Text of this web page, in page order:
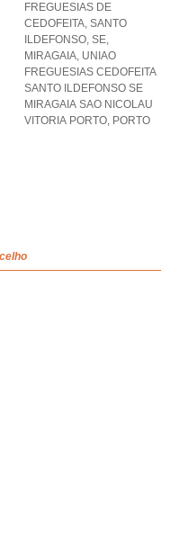
FREGUESIAS DE
CEDOFEITA, SANTO
ILDEFONSO, SE,
MIRAGAIA, UNIAO
FREGUESIAS CEDOFEITA
SANTO ILDEFONSO SE
MIRAGAIA SAO NICOLAU
VITORIA PORTO, PORTO